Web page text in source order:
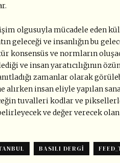
olgusuyla mücadele eden
geleceği ve insanlığın bu
konsensüs ve normların
ve insan yaratıcılığının
zamanlar olarak
alırken insan eliyle yapılan
tuvalleri kodlar ve
ve değer verecek
BASILI DERGI